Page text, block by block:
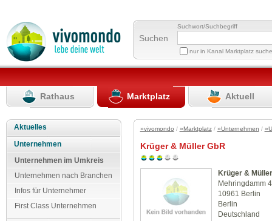
Suchen
Suchwort/Suchbegriff
nur in Kanal Marktplatz
Rathaus Marktplatz Aktuell
Aktuelles
Unternehmen
Unternehmen im Umkreis
Unternehmen nach Branchen
Infos für Unternehmer
First Class Unternehmen
»vivomondo / »Marktplatz/ »Unternehmen /
Krüger & Müller GbR
Krüger &
Mehringdamm
10961 Berlin
Berlin
Deutschland